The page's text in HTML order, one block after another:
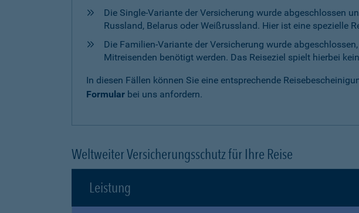
Die Single-Variante der Versicherung wurde abgeschlossen
Russland, Belarus oder Weißrussland. Hier ist eine spezielle
Die Familien-Variante der Versicherung wurde
Mitreisenden benötigt werden. Das Reiseziel spielt hierbei
In diesen Fällen können Sie eine entsprechende
Formular bei uns anfordern.
Weltweiter Versicherungsschutz für Ihre Reise
Leistung